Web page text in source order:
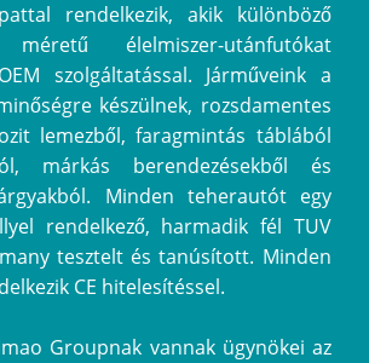
rendelkezik, akik különböző
élelmiszer-utánfutókat
szolgáltatással. Járműveink a
készülnek, rozsdamentes
lemezből, faragmintás táblából
márkás berendezésekből és
Minden teherautót egy
rendelkező, harmadik fél TUV
tesztelt és tanúsított. Minden
CE hitelesítéssel.
Groupnak vannak ügynökei az